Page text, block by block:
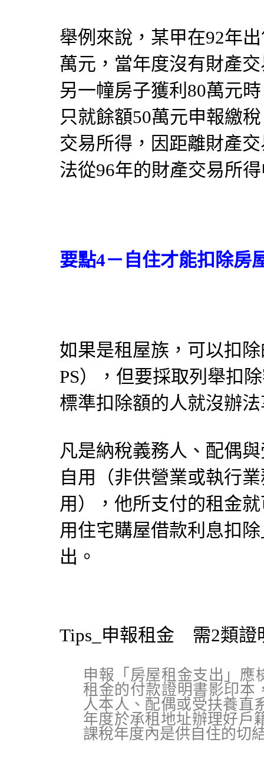
舉例來說，某甲在92年
萬元，當年度沒有財產
另一幢房子獲利80萬元
只就餘額50萬元申報繳
交易所得，因距離財產
法從96年的財產交易所
要點4－自住才能扣除房
如果是租屋族，可以扣
PS），但要採取列舉扣
標準扣除額的人就沒辦
凡是納稅義務人、配偶
自用（非供營業或執行
用），他所支付的租金
用住宅購屋借款利息扣
出。
Tips_申報租金 需2類
申報「房屋租金支出」應
租金的付款證明書影印本
人本人、配偶或受扶養直
年度於承租地址辦理好戶
課稅年度內是供自住的切